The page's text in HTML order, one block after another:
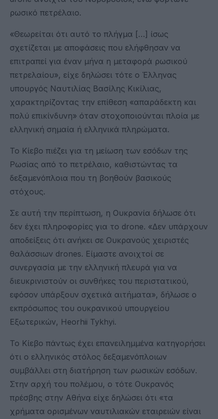
ρωσικό πετρέλαιο.
«Θεωρείται ότι αυτό το πλήγμα […] ίσως
σχετίζεται με αποφάσεις που ελήφθησαν να
επιτραπεί για έναν μήνα η μεταφορά ρωσικού
πετρελαίου», είχε δηλώσει τότε ο Έλληνας
υπουργός Ναυτιλίας Βασίλης Κικίλιας,
χαρακτηρίζοντας την επίθεση «απαράδεκτη και
πολύ επικίνδυνη» όταν στοχοποιούνται πλοία με
ελληνική σημαία ή ελληνικά πληρώματα.
Το Κίεβο πιέζει για τη μείωση των εσόδων της
Ρωσίας από το πετρέλαιο, καθιστώντας τα
δεξαμενόπλοια που τη βοηθούν βασικούς
στόχους.
Σε αυτή την περίπτωση, η Ουκρανία δήλωσε ότι
δεν έχει πληροφορίες για το drone. «Δεν υπάρχουν
αποδείξεις ότι ανήκει σε Ουκρανούς χειριστές
θαλάσσιων drones. Είμαστε ανοιχτοί σε
συνεργασία με την ελληνική πλευρά για να
διευκρινιστούν οι συνθήκες του περιστατικού,
εφόσον υπάρξουν σχετικά αιτήματα», δήλωσε ο
εκπρόσωπος του ουκρανικού υπουργείου
Εξωτερικών, Heorhii Tykhyi.
Το Κίεβο πάντως έχει επανειλημμένα κατηγορήσει
ότι ο ελληνικός στόλος δεξαμενόπλοιων
συμβάλλει στη διατήρηση των ρωσικών εσόδων.
Στην αρχή του πολέμου, ο τότε Ουκρανός
πρέσβης στην Αθήνα είχε δηλώσει ότι «τα
χρήματα ορισμένων ναυτιλιακών εταιρειών είναι